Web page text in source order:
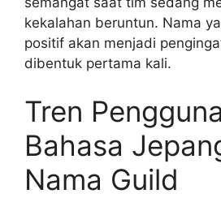
kekalahan beruntun. Nama
positif akan menjadi
dibentuk pertama kali.
Tren
Bahasa
Nama Guild